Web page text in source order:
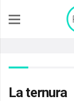
La ternura